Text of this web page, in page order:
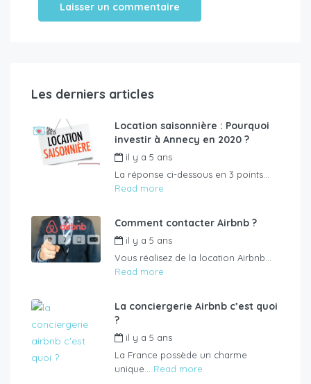
Les derniers articles
Location saisonnière : Pourquoi
investir à Annecy en 2020 ?
il y a 5 ans
La réponse ci-dessous en 3 points...
Read more
Comment contacter Airbnb ?
il y a 5 ans
Vous réalisez de la location Airbnb...
Read more
La conciergerie Airbnb c’est quoi
?
il y a 5 ans
La France possède un charme
unique... Read more